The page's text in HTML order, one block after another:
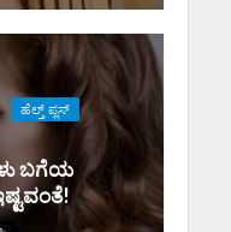
ಹೆಲ್ತ್ ಪ್ಲಸ್
ಬಗೆಯ